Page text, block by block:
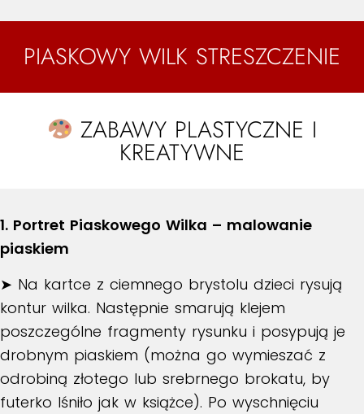
PIASKOWY WILK STRESZCZENIE
ZABAWY PLASTYCZNE I
KREATYWNE
1. Portret Piaskowego Wilka – malowanie
piaskiem
➤ Na kartce z ciemnego brystolu dzieci rysują
kontur wilka. Następnie smarują klejem
poszczególne fragmenty rysunku i posypują je
drobnym piaskiem (można go wymieszać z
odrobiną złotego lub srebrnego brokatu, by
futerko lśniło jak w książce). Po wyschnięciu